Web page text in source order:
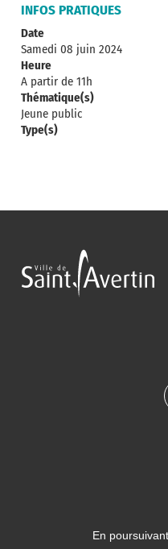
INFOS PRATIQUES
Date
Samedi 08 juin 2024
Heure
A partir de 11h
Thématique(s)
Jeune public
Type(s)
En